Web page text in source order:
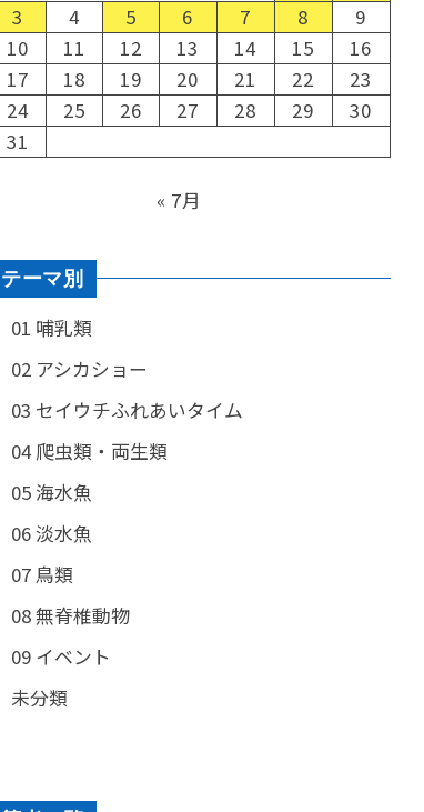
3
4 5 6 7 8
9
10
11 12 13 14 15
16
17
18 19 20 21 22
23
24
25 26 27 28 29
30
31
« 7月
テーマ別
01 哺乳類
02 アシカショー
03 セイウチふれあいタイム
04 爬虫類・両生類
05 海水魚
06 淡水魚
07 鳥類
08 無脊椎動物
09 イベント
未分類